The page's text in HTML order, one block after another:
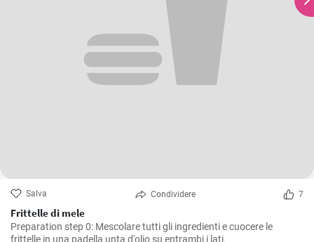
Salva Condividere 7
Frittelle di mele
Preparation step 0: Mescolare tutti gli ingredienti e cuocere le
frittelle in una padella unta d'olio su entrambi i lati.